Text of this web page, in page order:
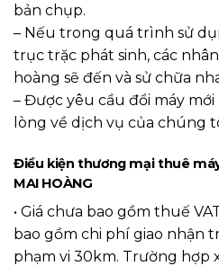
bản chụp.
– Nếu trong quá trình sử
trục trặc phát sinh, các
hoàng sẽ đến và sử chữa
– Được yêu cầu đổi máy
lòng về dịch vụ của chúng
Điều kiện thương mại thuê
MAI HOÀNG
• Giá chưa bao gồm thuế
bao gồm chi phí giao nhận
phạm vi 30km. Trường hợp